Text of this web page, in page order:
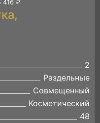
416 ₽
2
Раздельные
Совмещенный
Косметический
48